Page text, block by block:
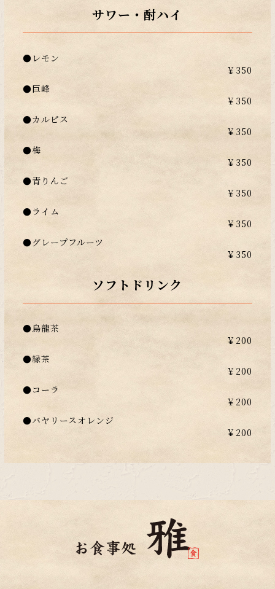
サワー・酎ハイ
●レモン
￥350
●巨峰
￥350
●カルピス
￥350
●梅
￥350
●青りんご
￥350
●ライム
￥350
●グレープフルーツ
￥350
ソフトドリンク
●烏龍茶
￥200
●緑茶
￥200
●コーラ
￥200
●バヤリースオレンジ
￥200